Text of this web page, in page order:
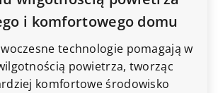
i komfortowego domu
technologie pomagają w
powietrza, tworząc
komfortowe środowisko